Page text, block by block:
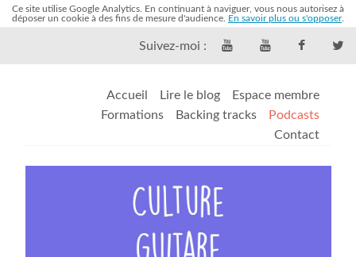
Ce site utilise Google Analytics. En continuant à naviguer, vous nous autorisez à
déposer un cookie à des fins de mesure d'audience. En savoir plus ou s'opposer.
Suivez-moi :
Accueil Lire le blog
Espace membre
Formations
Backing tracks
Podcasts
Contact